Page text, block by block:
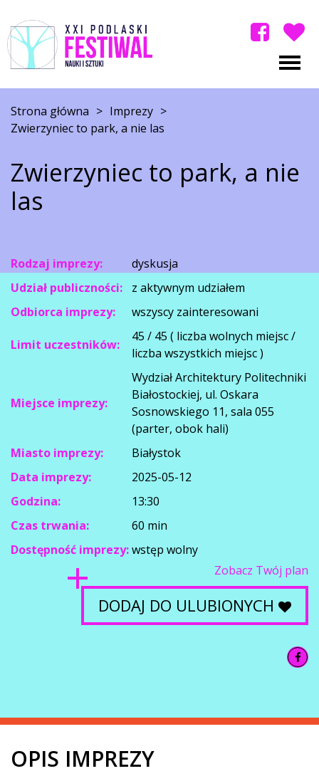
Strona główna > Imprezy >
Zwierzyniec to park, a nie las
Zwierzyniec to park, a nie
las
Rodzaj imprezy:
dyskusja
Udział publiczności:
z aktywnym udziałem
Odbiorca imprezy:
wszyscy zainteresowani
Limit uczestników:
45 / 45 ( liczba wolnych miejsc /
liczba wszystkich miejsc )
Miejsce imprezy:
Wydział Architektury Politechniki
Białostockiej, ul. Oskara
Sosnowskiego 11, sala 055
(parter, obok hali)
Miasto imprezy:
Białystok
Data imprezy:
2025-05-12
Godzina:
13:30
Czas trwania:
60 min
Dostępność imprezy:wstęp wolny
Zobacz Twój plan
DODAJ DO ULUBIONYCH
OPIS IMPREZY